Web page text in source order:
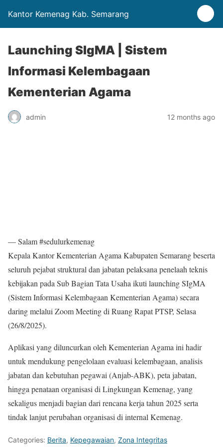
Kantor Kemenag Kab. Semarang
Launching SIgMA | Sistem
Informasi Kelembagaan
Kementerian Agama
admin 12 months ago
— Salam #sedulurkemenag
Kepala Kantor Kementerian Agama Kabupaten Semarang beserta
seluruh pejabat struktural dan jabatan pelaksana penelaah teknis
kebijakan pada Sub Bagian Tata Usaha ikuti launching SIgMA
(Sistem Informasi Kelembagaan Kementerian Agama) secara
daring melalui Zoom Meeting di Ruang Rapat PTSP, Selasa
(26/8/2025).
Aplikasi yang diluncurkan oleh Kementerian Agama ini hadir
untuk mendukung pengelolaan evaluasi kelembagaan, analisis
jabatan dan kebutuhan pegawai (Anjab-ABK), peta jabatan,
hingga penataan organisasi di Lingkungan Kemenag, yang
sekaligus menjadi bagian dari rencana kerja tahun 2025 serta
tindak lanjut perubahan organisasi di internal Kemenag.
Categories: Berita, Kepegawaian, Zona Integritas